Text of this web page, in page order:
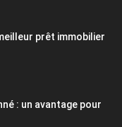
prêt immobilier
: un avantage pour